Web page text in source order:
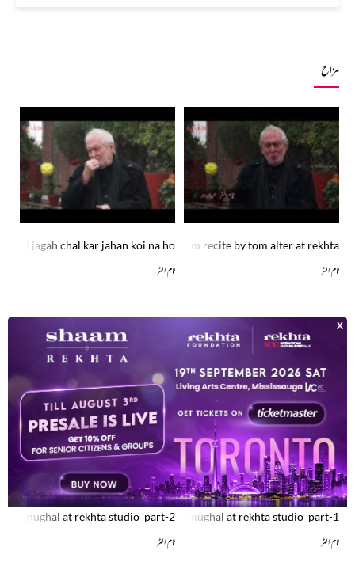
مزاح
bhi koi sitara toota ghazal sradar anjum recite by tom alter at rekhta
ٹام الٹر
aisi jagah chal kar jahan koi na ho
ٹام الٹر
between tom alter and zamarrud mughal at rekhta studio_part-1
ٹام الٹر
mughal at rekhta studio_part-2
ٹام الٹر